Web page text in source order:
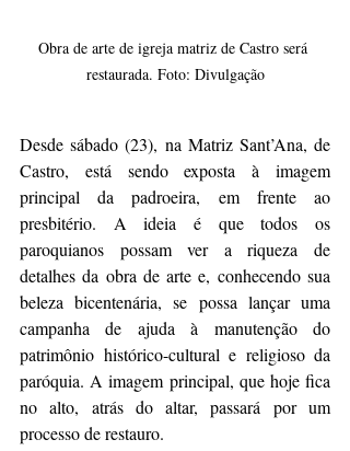
Obra de arte de igreja matriz de Castro será
restaurada. Foto: Divulgação
Desde sábado (23), na Matriz Sant’Ana, de
Castro, está sendo exposta à imagem
principal da padroeira, em frente ao
presbitério. A ideia é que todos os
paroquianos possam ver a riqueza de
detalhes da obra de arte e, conhecendo sua
beleza bicentenária, se possa lançar uma
campanha de ajuda à manutenção do
patrimônio histórico-cultural e religioso da
paróquia. A imagem principal, que hoje fica
no alto, atrás do altar, passará por um
processo de restauro.